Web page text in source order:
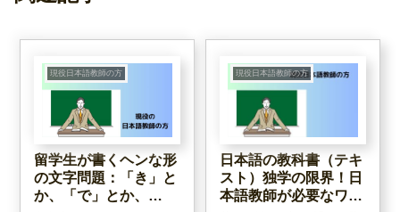
現役日本語教師の方
留学生が書くヘンな形
の文字問題：「き」と
か、「で」とか、
現役日本語教師の方
日本語の教科書（テキ
スト）独学の限界！日
本語教師が必要なワ